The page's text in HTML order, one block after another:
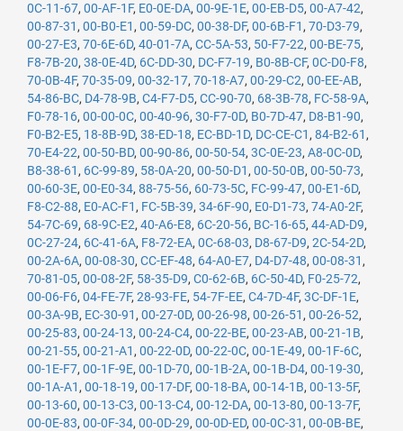
0C-11-67, 00-AF-1F, E0-0E-DA, 00-9E-1E, 00-EB-D5, 00-A7-42,
00-87-31 , 00-B0-E1 , 00-59-DC, 00-38-DF, 00-6B-F1 , 70-D3-79,
00-27-E3, 70-6E-6D, 40-01-7A, CC-5A-53, 50-F7-22, 00-BE-75,
F8-7B-20, 38-0E-4D, 6C-DD-30, DC-F7-19, B0-8B-CF, 0C-D0-F8,
70-0B-4F, 70-35-09, 00-32-17, 70-18-A7, 00-29-C2, 00-EE-AB,
54-86-BC, D4-78-9B, C4-F7-D5, CC-90-70, 68-3B-78, FC-58-9A,
F0-78-16, 00-00-0C, 00-40-96, 30-F7-0D, B0-7D-47, D8-B1-90,
F0-B2-E5, 18-8B-9D, 38-ED-18, EC-BD-1D, DC-CE-C1 , 84-B2-61 ,
70-E4-22, 00-50-BD, 00-90-86, 00-50-54, 3C-0E-23, A8-0C-0D,
B8-38-61 , 6C-99-89, 58-0A-20, 00-50-D1 , 00-50-0B, 00-50-73,
00-60-3E, 00-E0-34, 88-75-56, 60-73-5C, FC-99-47, 00-E1-6D,
F8-C2-88, E0-AC-F1 , FC-5B-39, 34-6F-90, E0-D1-73, 74-A0-2F,
54-7C-69, 68-9C-E2, 40-A6-E8, 6C-20-56, BC-16-65, 44-AD-D9,
0C-27-24, 6C-41-6A, F8-72-EA, 0C-68-03, D8-67-D9, 2C-54-2D,
00-2A-6A, 00-08-30, CC-EF-48, 64-A0-E7, D4-D7-48, 00-08-31 ,
70-81-05, 00-08-2F, 58-35-D9, C0-62-6B, 6C-50-4D, F0-25-72,
00-06-F6, 04-FE-7F, 28-93-FE, 54-7F-EE, C4-7D-4F, 3C-DF-1E,
00-3A-9B, EC-30-91 , 00-27-0D, 00-26-98, 00-26-51 , 00-26-52,
00-25-83, 00-24-13, 00-24-C4, 00-22-BE, 00-23-AB, 00-21-1B,
00-21-55, 00-21-A1 , 00-22-0D, 00-22-0C, 00-1E-49, 00-1F-6C,
00-1E-F7, 00-1F-9E, 00-1D-70, 00-1B-2A, 00-1B-D4, 00-19-30,
00-1A-A1 , 00-18-19, 00-17-DF, 00-18-BA, 00-14-1B, 00-13-5F,
00-13-60, 00-13-C3, 00-13-C4, 00-12-DA, 00-13-80, 00-13-7F,
00-0E-83, 00-0F-34, 00-0D-29, 00-0D-ED, 00-0C-31 , 00-0B-BE,